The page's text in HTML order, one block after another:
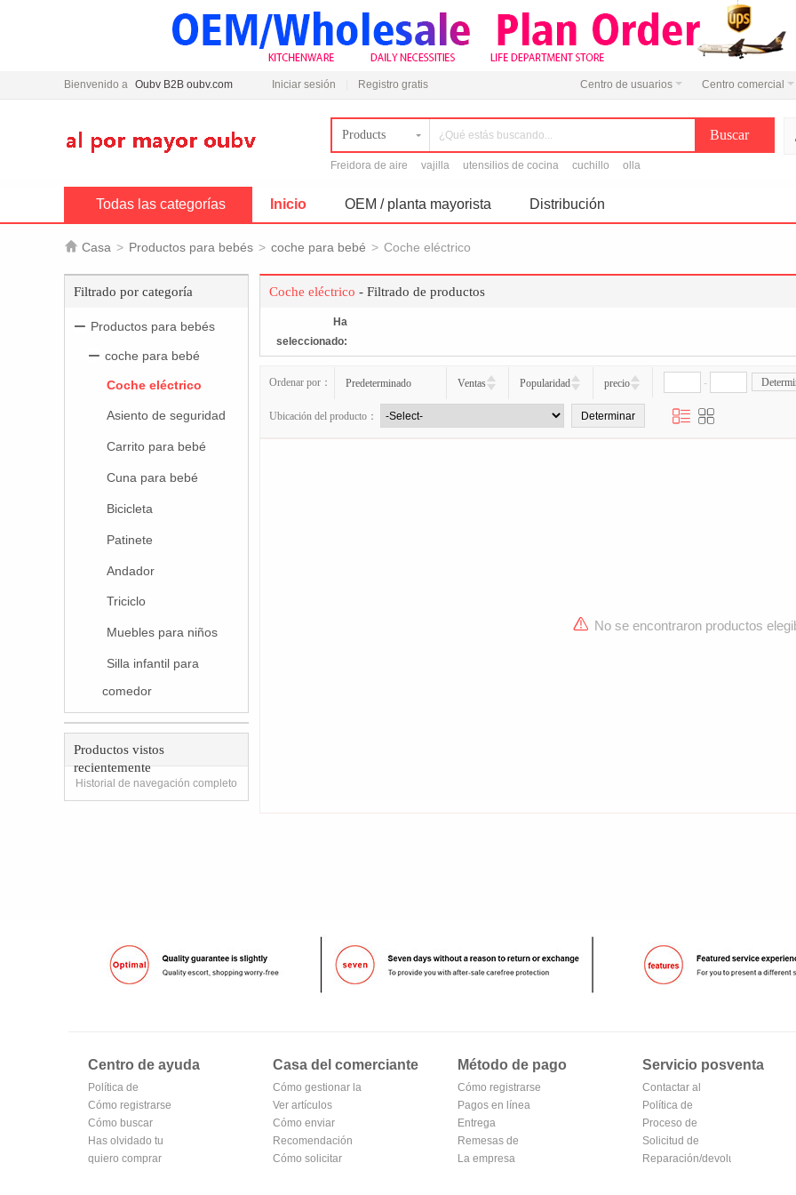
Bienvenido a Oubv B2B oubv.com Iniciar sesión Registro gratis Centro de usuarios Centro comercial
Products
Freidora de aire vajilla utensilios de cocina cuchillo olla
Todas las categorías Inicio OEM / planta mayorista Distribución
 Casa > Productos para bebés > coche para bebé > Coche eléctrico
Filtrado por categoría
Productos para bebés
coche para bebé
Coche eléctrico
Asiento de seguridad
Carrito para bebé
Cuna para bebé
Bicicleta
Patinete
Andador
Triciclo
Muebles para niños
Silla infantil para
comedor
Productos vistos
recientemente
Historial de navegación completo
Coche eléctrico - Filtrado de productos
Ha
seleccionado:
Ordenar por： Predeterminado Ventas Popularidad precio -
Ubicación del producto：
No se encontraron productos
Centro de ayuda
Política de
privacidad de
Oubv
Cómo registrarse
para hacerse
miembro
Cómo buscar
Has olvidado tu
contraseña
quiero comprar
Casa del comerciante
Cómo gestionar la
tienda
Ver artículos
vendidos
Cómo enviar
Recomendación
de productos del
Cómo solicitar
Método de pago
Cómo registrarse
en Alipay
Pagos en línea
Entrega
Remesas de
correos
La empresa
Servicio posventa
Contactar al
vendedor
Política de
devoluciones
Proceso de
devolución y
cambio
Solicitud de
reembolso
Reparación/devolución